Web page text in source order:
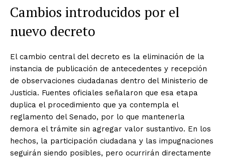
Cambios introducidos por el
nuevo decreto
El cambio central del decreto es la eliminación de la
instancia de publicación de antecedentes y recepción
de observaciones ciudadanas dentro del Ministerio de
Justicia. Fuentes oficiales señalaron que esa etapa
duplica el procedimiento que ya contempla el
reglamento del Senado, por lo que mantenerla
demora el trámite sin agregar valor sustantivo. En los
hechos, la participación ciudadana y las impugnaciones
seguirán siendo posibles, pero ocurrirán directamente